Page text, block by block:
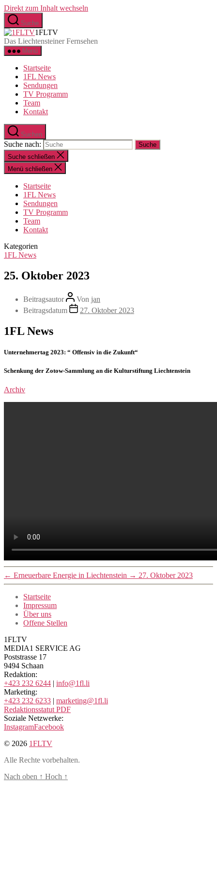
Direkt zum Inhalt wechseln
Suche
1FLTV
Das Liechtensteiner Fernsehen
Menü
Startseite
1FL News
Sendungen
TV Programm
Team
Kontakt
Suchen
Suche nach:
Suche schließen
Menü schließen
Startseite
1FL News
Sendungen
TV Programm
Team
Kontakt
Kategorien
1FL News
25. Oktober 2023
Beitragsautor Von jan
Beitragsdatum
27. Oktober 2023
1FL News
Unternehmertag 2023: “ Offensiv in die Zukunft“
Schenkung der Zotow-Sammlung an die Kulturstiftung Liechtenstein
Archiv
← Erneuerbare Energie in Liechtenstein → 27. Oktober 2023
Startseite
Impressum
Über uns
Offene Stellen
1FLTV
MEDIA1 SERVICE AG
Poststrasse 17
9494 Schaan
Redaktion:
+423 232 6244 | info@1fl.li
Marketing:
+423 232 6233 | marketing@1fl.li
Redaktionsstatut PDF
Soziale Netzwerke:
InstagramFacebook
© 2026 1FLTV
Alle Rechte vorbehalten.
Nach oben ↑ Hoch ↑